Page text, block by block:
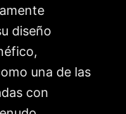
diseño
una de las
con